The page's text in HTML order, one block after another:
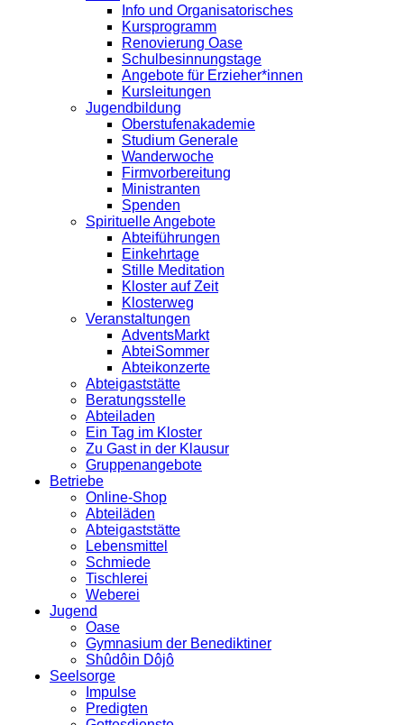
Info und Organisatorisches
Kursprogramm
Renovierung Oase
Schulbesinnungstage
Angebote für Erzieher*innen
Kursleitungen
Jugendbildung
Oberstufenakademie
Studium Generale
Wanderwoche
Firmvorbereitung
Ministranten
Spenden
Spirituelle Angebote
Abteiführungen
Einkehrtage
Stille Meditation
Kloster auf Zeit
Klosterweg
Veranstaltungen
AdventsMarkt
AbteiSommer
Abteikonzerte
Abteigaststätte
Beratungsstelle
Abteiladen
Ein Tag im Kloster
Zu Gast in der Klausur
Gruppenangebote
Betriebe
Online-Shop
Abteiläden
Abteigaststätte
Lebensmittel
Schmiede
Tischlerei
Weberei
Jugend
Oase
Gymnasium der Benediktiner
Shûdôin Dôjô
Seelsorge
Impulse
Predigten